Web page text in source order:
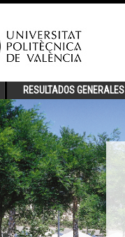
RESULTADOS GENERALES